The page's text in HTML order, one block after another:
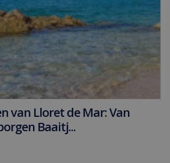
van Lloret de Mar: Van
Baaitj...